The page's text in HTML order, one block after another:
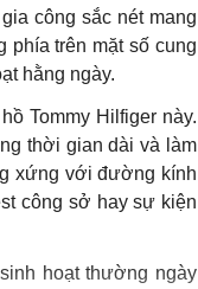
công sắc nét mang
phía trên mặt số cung
hằng ngày.
Tommy Hilfiger này.
thời gian dài và làm
xứng với đường kính
công sở hay sự kiện
hoạt thường ngày